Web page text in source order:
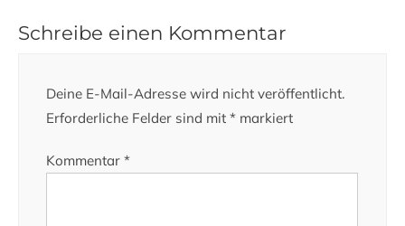
Schreibe einen Kommentar
Deine E-Mail-Adresse wird nicht veröffentlicht.
Erforderliche Felder sind mit * markiert
Kommentar *